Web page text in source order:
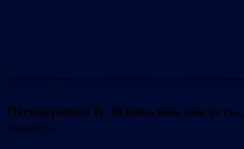
Шендерович В. Жизнь как она есть.
повесть.